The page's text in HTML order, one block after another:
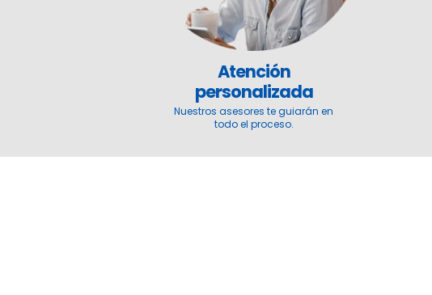
Atención
personalizada
Nuestros asesores te guiarán en
todo el proceso.